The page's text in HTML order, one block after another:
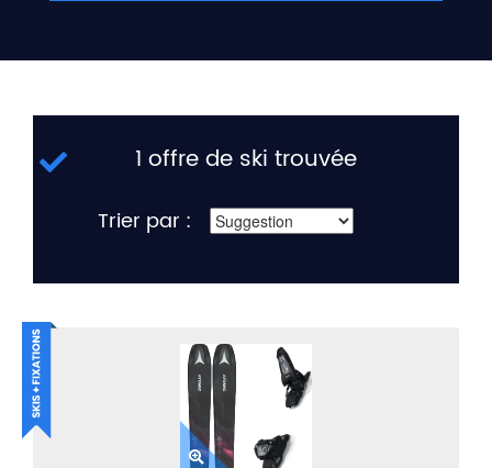
1 offre de ski trouvée
Trier par :